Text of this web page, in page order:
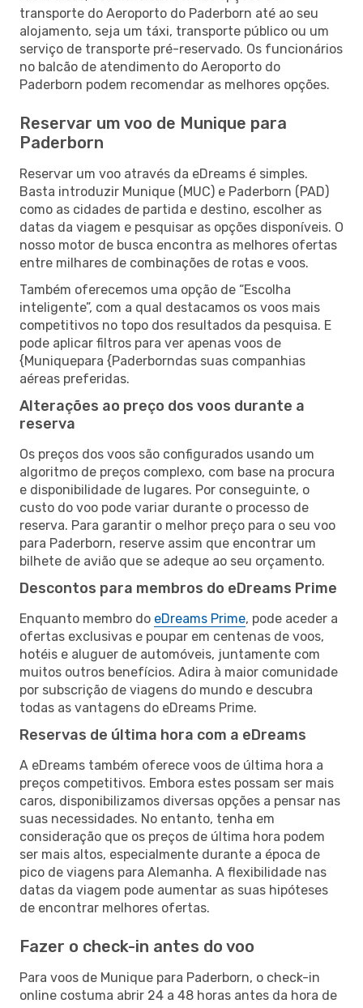
transporte do Aeroporto do Paderborn até ao seu
alojamento, seja um táxi, transporte público ou um
serviço de transporte pré-reservado. Os funcionários
no balcão de atendimento do Aeroporto do
Paderborn podem recomendar as melhores opções.
Reservar um voo de Munique para
Paderborn
Reservar um voo através da eDreams é simples.
Basta introduzir Munique (MUC) e Paderborn (PAD)
como as cidades de partida e destino, escolher as
datas da viagem e pesquisar as opções disponíveis. O
nosso motor de busca encontra as melhores ofertas
entre milhares de combinações de rotas e voos.
Também oferecemos uma opção de “Escolha
inteligente”, com a qual destacamos os voos mais
competitivos no topo dos resultados da pesquisa. E
pode aplicar filtros para ver apenas voos de
{Muniquepara {Paderborndas suas companhias
aéreas preferidas.
Alterações ao preço dos voos durante a
reserva
Os preços dos voos são configurados usando um
algoritmo de preços complexo, com base na procura
e disponibilidade de lugares. Por conseguinte, o
custo do voo pode variar durante o processo de
reserva. Para garantir o melhor preço para o seu voo
para Paderborn, reserve assim que encontrar um
bilhete de avião que se adeque ao seu orçamento.
Descontos para membros do eDreams Prime
Enquanto membro do eDreams Prime, pode aceder a
ofertas exclusivas e poupar em centenas de voos,
hotéis e aluguer de automóveis, juntamente com
muitos outros benefícios. Adira à maior comunidade
por subscrição de viagens do mundo e descubra
todas as vantagens do eDreams Prime.
Reservas de última hora com a eDreams
A eDreams também oferece voos de última hora a
preços competitivos. Embora estes possam ser mais
caros, disponibilizamos diversas opções a pensar nas
suas necessidades. No entanto, tenha em
consideração que os preços de última hora podem
ser mais altos, especialmente durante a época de
pico de viagens para Alemanha. A flexibilidade nas
datas da viagem pode aumentar as suas hipóteses
de encontrar melhores ofertas.
Fazer o check-in antes do voo
Para voos de Munique para Paderborn, o check-in
online costuma abrir 24 a 48 horas antes da hora de